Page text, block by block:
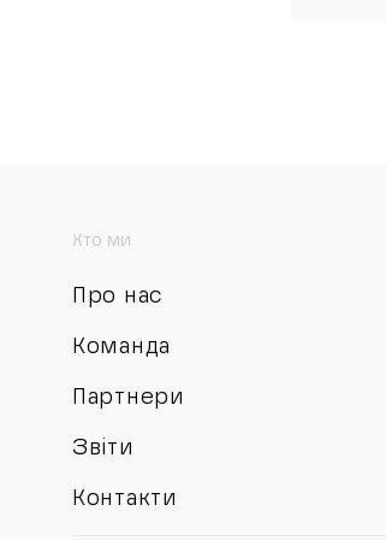
Хто ми
Про нас
Команда
Партнери
Звіти
Контакти